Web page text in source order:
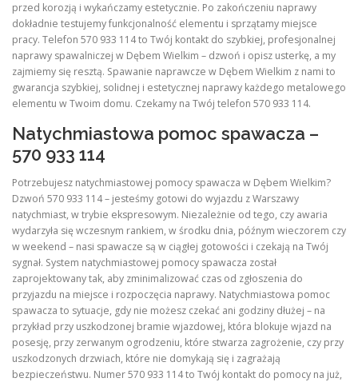
przed korozją i wykańczamy estetycznie. Po zakończeniu naprawy
dokładnie testujemy funkcjonalność elementu i sprzątamy miejsce
pracy. Telefon 570 933 114 to Twój kontakt do szybkiej, profesjonalnej
naprawy spawalniczej w Dębem Wielkim – dzwoń i opisz usterkę, a my
zajmiemy się resztą. Spawanie naprawcze w Dębem Wielkim z nami to
gwarancja szybkiej, solidnej i estetycznej naprawy każdego metalowego
elementu w Twoim domu. Czekamy na Twój telefon 570 933 114.
Natychmiastowa pomoc spawacza –
570 933 114
Potrzebujesz natychmiastowej pomocy spawacza w Dębem Wielkim?
Dzwoń 570 933 114 – jesteśmy gotowi do wyjazdu z Warszawy
natychmiast, w trybie ekspresowym. Niezależnie od tego, czy awaria
wydarzyła się wczesnym rankiem, w środku dnia, późnym wieczorem czy
w weekend – nasi spawacze są w ciągłej gotowości i czekają na Twój
sygnał. System natychmiastowej pomocy spawacza został
zaprojektowany tak, aby zminimalizować czas od zgłoszenia do
przyjazdu na miejsce i rozpoczęcia naprawy. Natychmiastowa pomoc
spawacza to sytuacje, gdy nie możesz czekać ani godziny dłużej – na
przykład przy uszkodzonej bramie wjazdowej, która blokuje wjazd na
posesję, przy zerwanym ogrodzeniu, które stwarza zagrożenie, czy przy
uszkodzonych drzwiach, które nie domykają się i zagrażają
bezpieczeństwu. Numer 570 933 114 to Twój kontakt do pomocy na już,